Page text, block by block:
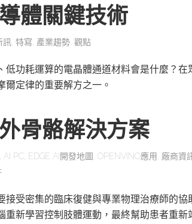
體關鍵技術
訊 特寫 產業趨勢 觀點
功耗運算的電晶體通道材料會是什麼？在
定律的重要解方之一。
骨骼解決方案
AI PC EDGE AI開發地圖 OPENVINO應用 廠商資
受密集的臨床復健與專業物理治療師的協
新學習控制肢體運動，最終幫助患者重新